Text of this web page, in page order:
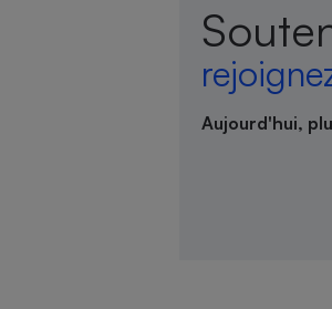
Aujourd'hui,